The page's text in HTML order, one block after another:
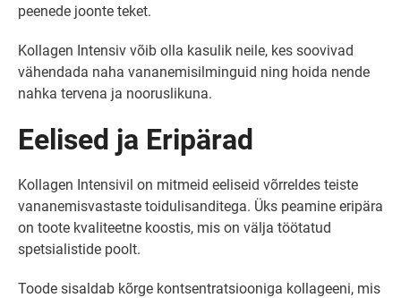
peenede joonte teket.
Kollagen Intensiv võib olla kasulik neile, kes soovivad
vähendada naha vananemisilminguid ning hoida nende
nahka tervena ja nooruslikuna.
Eelised ja Eripärad
Kollagen Intensivil on mitmeid eeliseid võrreldes teiste
vananemisvastaste toidulisanditega. Üks peamine eripära
on toote kvaliteetne koostis, mis on välja töötatud
spetsialistide poolt.
Toode sisaldab kõrge kontsentratsiooniga kollageeni, mis